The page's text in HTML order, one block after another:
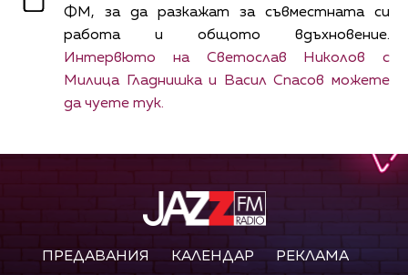
ФМ, за да разкажат за съвместната си
работа и общото вдъхновение.
Интервюто на Светослав Николов с
Милица Гладнишка и Васил Спасов можете
да чуете тук.
ПРЕДАВАНИЯ КАЛЕНДАР РЕКЛАМА